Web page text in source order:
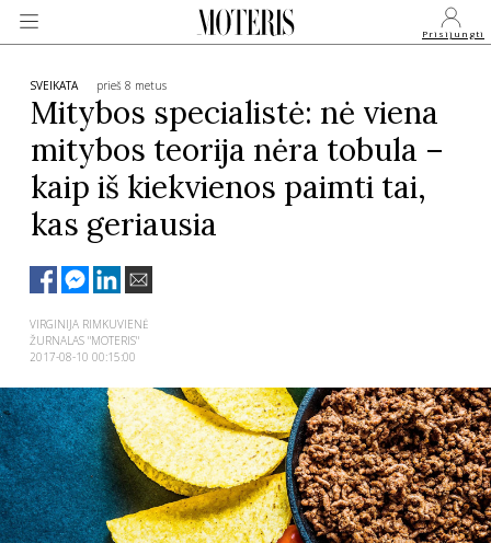
Prisijungti
VEIDAI
MONARCHIJA
MADA
GROŽIS
SVEIKATA
APIE MANE
PSICHOLOGIJA
SVEIKATA prieš 8 metus
Mitybos specialistė: nė viena
mitybos teorija nėra tobula –
kaip iš kiekvienos paimti tai,
kas geriausia
VIRGINIJA RIMKUVIENĖ
ŽURNALAS "MOTERIS"
2017-08-10 00:15:00